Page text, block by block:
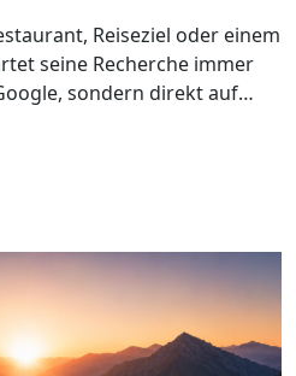
Reiseziel oder einem
seine Recherche immer
sondern direkt auf
zu
Kaufentscheidungen treffen.